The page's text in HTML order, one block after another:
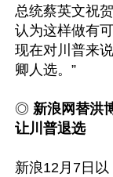
总统蔡英文祝
认为这样做有
现在对川普来
卿人选。”
◎ 新浪网替洪
让川普退选
新浪12月7日